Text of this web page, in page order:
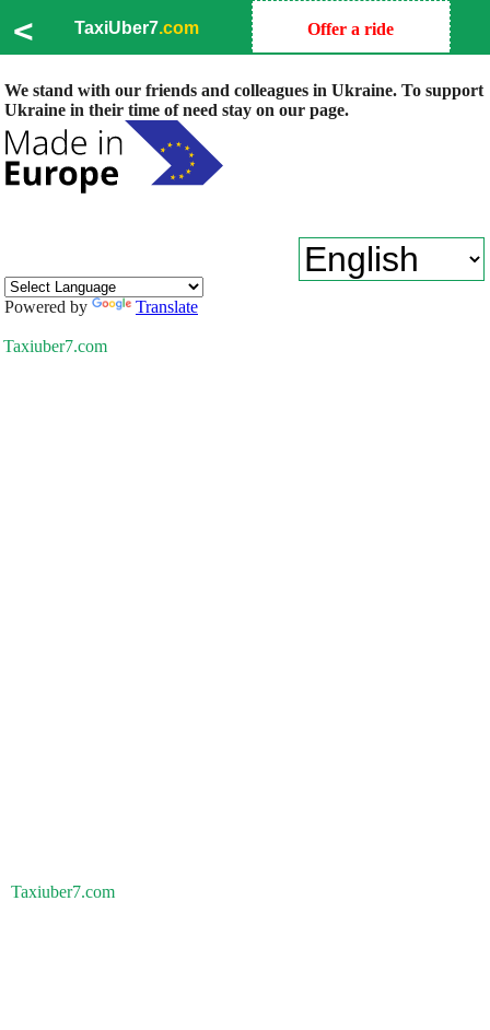
< TaxiUber7.com Offer a ride
We stand with our friends and colleagues in Ukraine. To support
Ukraine in their time of need stay on our page.
Powered by Translate
Taxiuber7.com
Taxiuber7.com